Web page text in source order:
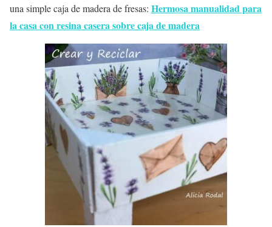
una simple caja de madera de fresas: Hermosa manualidad para
la casa con resina casera sobre caja de madera